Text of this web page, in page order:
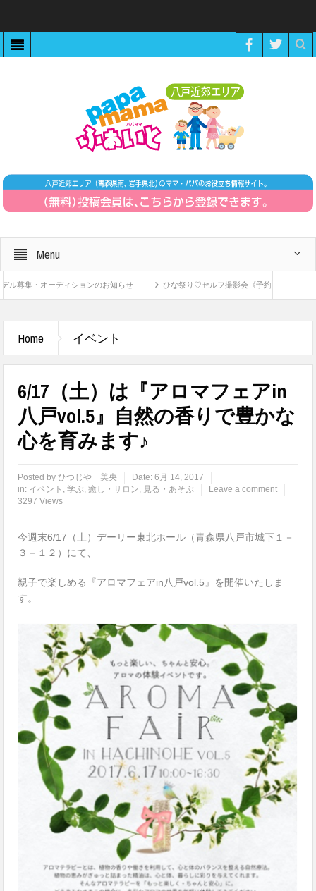
Menu
ーディションのお知らせ ひな祭り♡セルフ撮影会《予約制》
Home イベント
6/17（土）は『アロマフェアin
八戸vol.5』自然の香りで豊かな
心を育みます♪
Posted byひつじや 美央 Date:6月 14, 2017
in: イベント ,学ぶ,癒し・サロン, 見る・あそぶ
Leave a comment
3297 Views
今週末6/17（土）デーリー東北ホール（青森県八戸市城下１－
３－１２）にて、
親子で楽しめる『アロマフェアin八戸vol.5』を開催いたしま
す。